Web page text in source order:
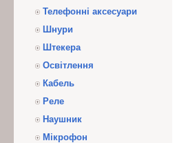
Телефонні аксесуари
Шнури
Штекера
Освітлення
Кабель
Реле
Наушник
Мікрофон